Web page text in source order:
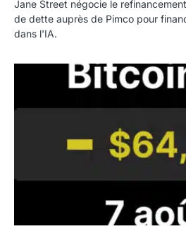
Jane Street négocie le
de dette auprès de Pimco pour
dans l'IA.
Bitcoin stagne à 64 000